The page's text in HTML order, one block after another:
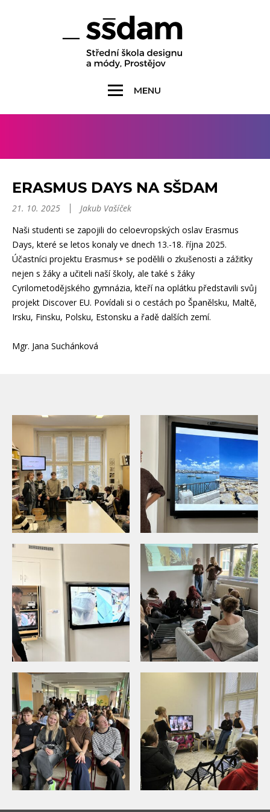
MENU
ERASMUS DAYS NA SŠDAM
21. 10. 2025
Jakub Vašíček
Naši studenti se zapojili do celoevropských oslav Erasmus
Days, které se letos konaly ve dnech 13.-18. října 2025.
Účastníci projektu Erasmus+ se podělili o zkušenosti a zážitky
nejen s žáky a učiteli naší školy, ale také s žáky
Cyrilometodějského gymnázia, kteří na oplátku představili svůj
projekt Discover EU. Povídali si o cestách po Španělsku, Maltě,
Irsku, Finsku, Polsku, Estonsku a řadě dalších zemí.
Mgr. Jana Suchánková